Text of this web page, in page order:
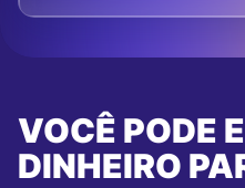
VOCÊ PODE
DINHEIRO